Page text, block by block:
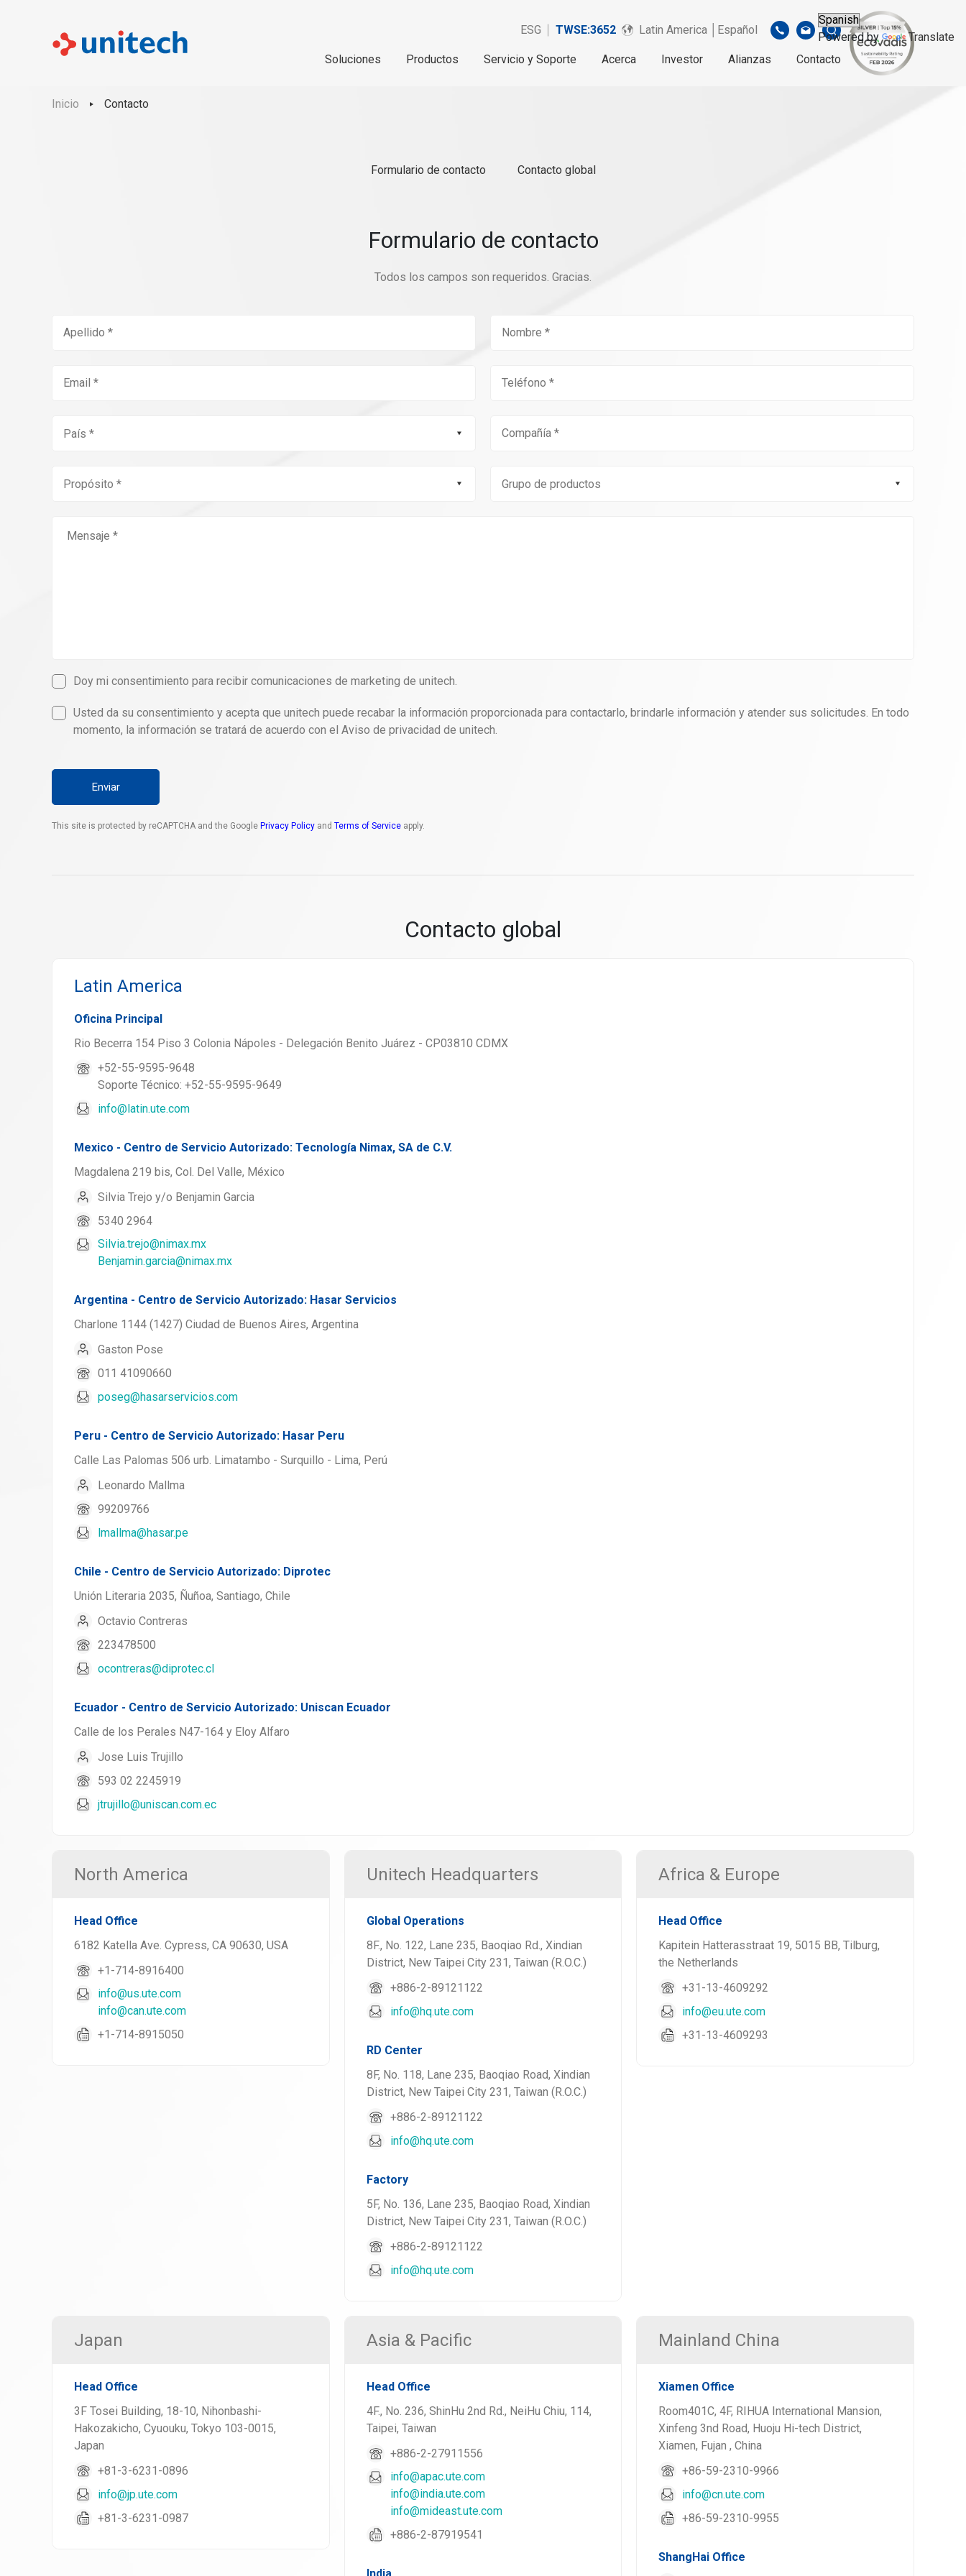
ESG TWSE:3652 Latin America │Español
Soluciones Productos Servicio y Soporte Acerca Investor Alianzas Contacto
Powered by Translate
Inicio Contacto
Formulario de contacto Contacto global
Formulario de contacto
Todos los campos son requeridos. Gracias.
Doy mi consentimiento para recibir comunicaciones de marketing de unitech.
Usted da su consentimiento y acepta que unitech puede recabar la información proporcionada para contactarlo, brindarle información y atender sus solicitudes. En todo
momento, la información se tratará de acuerdo con el Aviso de privacidad de unitech.
Enviar
This site is protected by reCAPTCHA and the Google Privacy Policy and Terms of Service apply.
Contacto global
Latin America
Oficina Principal
Rio Becerra 154 Piso 3 Colonia Nápoles - Delegación Benito Juárez - CP03810 CDMX
+52-55-9595-9648
Soporte Técnico: +52-55-9595-9649
info@latin.ute.com
Mexico - Centro de Servicio Autorizado: Tecnología Nimax, SA de C.V.
Magdalena 219 bis, Col. Del Valle, México
Silvia Trejo y/o Benjamin Garcia
5340 2964
Silvia.trejo@nimax.mx
Benjamin.garcia@nimax.mx
Argentina - Centro de Servicio Autorizado: Hasar Servicios
Charlone 1144 (1427) Ciudad de Buenos Aires, Argentina
Gaston Pose
011 41090660
poseg@hasarservicios.com
Peru - Centro de Servicio Autorizado: Hasar Peru
Calle Las Palomas 506 urb. Limatambo - Surquillo - Lima, Perú
Leonardo Mallma
99209766
lmallma@hasar.pe
Chile - Centro de Servicio Autorizado: Diprotec
Unión Literaria 2035, Ñuñoa, Santiago, Chile
Octavio Contreras
223478500
ocontreras@diprotec.cl
Ecuador - Centro de Servicio Autorizado: Uniscan Ecuador
Calle de los Perales N47-164 y Eloy Alfaro
Jose Luis Trujillo
593 02 2245919
jtrujillo@uniscan.com.ec
North America
Head Office
6182 Katella Ave. Cypress, CA 90630, USA
+1-714-8916400
info@us.ute.com
info@can.ute.com
+1-714-8915050
Unitech Headquarters
Global Operations
8F., No. 122, Lane 235, Baoqiao Rd., Xindian
District, New Taipei City 231, Taiwan (R.O.C.)
+886-2-89121122
info@hq.ute.com
RD Center
8F, No. 118, Lane 235, Baoqiao Road, Xindian
District, New Taipei City 231, Taiwan (R.O.C.)
+886-2-89121122
info@hq.ute.com
Factory
5F, No. 136, Lane 235, Baoqiao Road, Xindian
District, New Taipei City 231, Taiwan (R.O.C.)
+886-2-89121122
info@hq.ute.com
Africa & Europe
Head Office
Kapitein Hatterasstraat 19, 5015 BB, Tilburg,
the Netherlands
+31-13-4609292
info@eu.ute.com
+31-13-4609293
Japan
Head Office
3F Tosei Building, 18-10, Nihonbashi-
Hakozakicho, Cyuouku, Tokyo 103-0015,
Japan
+81-3-6231-0896
info@jp.ute.com
+81-3-6231-0987
Asia & Pacific
Head Office
4F., No. 236, ShinHu 2nd Rd., NeiHu Chiu, 114,
Taipei, Taiwan
+886-2-27911556
info@apac.ute.com
info@india.ute.com
info@mideast.ute.com
+886-2-87919541
Mainland China
Xiamen Office
Room401C, 4F, RIHUA International Mansion,
Xinfeng 3nd Road, Huoju Hi-tech District,
Xiamen, Fujan , China
+86-59-2310-9966
info@cn.ute.com
+86-59-2310-9955
ShangHai Office